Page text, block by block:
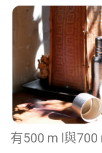
有500 m l與